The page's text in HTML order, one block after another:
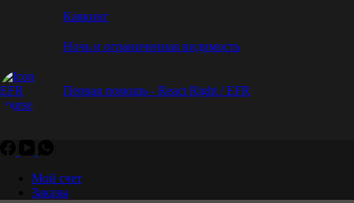
Каякинг
Ночь и ограниченная видимость
Первая помощь - React Right / EFR
Мой счет
Заказы